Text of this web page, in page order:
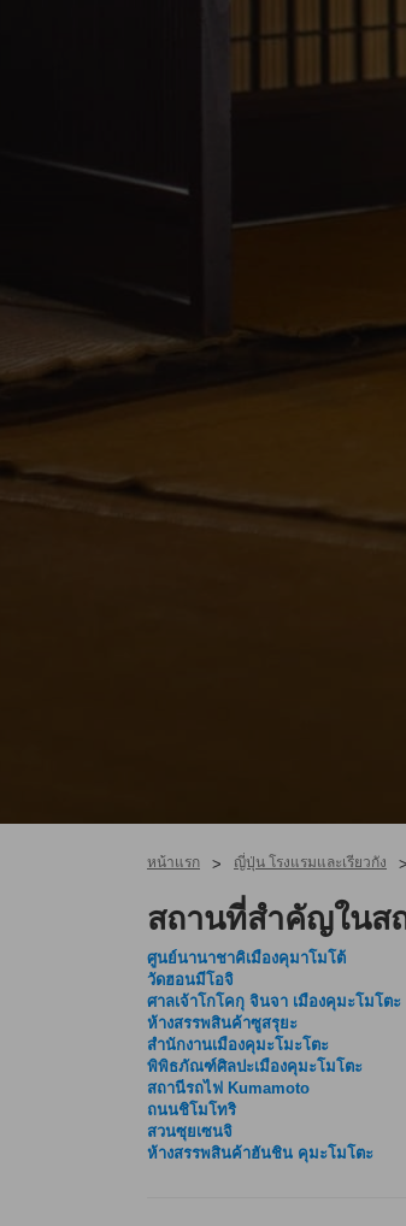
หน้าแรก > ญี่ปุ่น โรงแรมและเรียวกัง >
สถานที่สำคัญในส
ศูนย์นานาชาคิเมืองคุมาโมโต้
วัดฮอนมีโอจิ
ศาลเจ้าโกโคกุ จินจา เมืองคุมะโมโตะ
ห้างสรรพสินค้าซูสรุยะ
สำนักงานเมืองคุมะโมะโตะ
พิพิธภัณฑ์ศิลปะเมืองคุมะโมโตะ
สถานีรถไฟ Kumamoto
ถนนชิโมโทริ
สวนซุยเซนจิ
ห้างสรรพสินค้าฮันชิน คุมะโมโตะ